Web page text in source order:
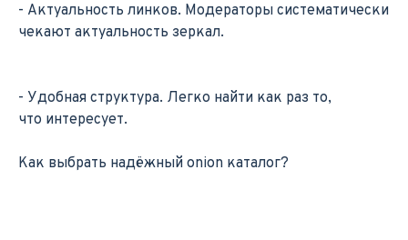
- Актуальность линков. Модераторы систематически
чекают актуальность зеркал.
- Удобная структура. Легко найти как раз то,
что интересует.
Как выбрать надёжный onion каталог?